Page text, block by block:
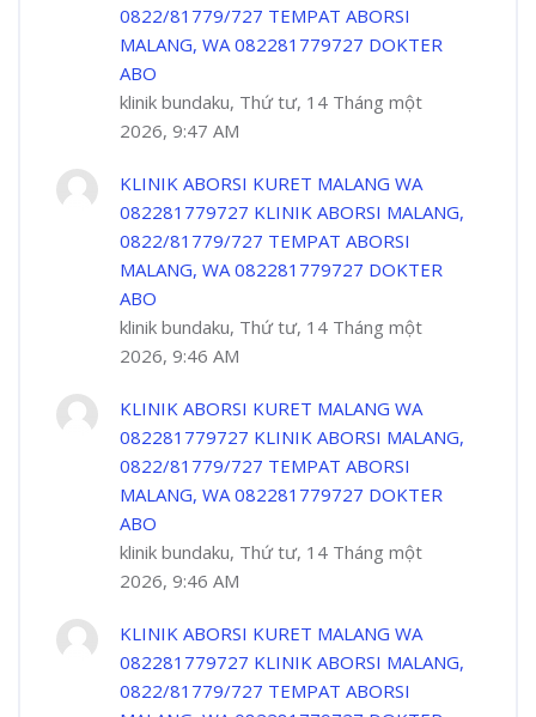
0822/81779/727 TEMPAT ABORSI
MALANG, WA 082281779727 DOKTER
ABO
klinik bundaku, Thứ tư, 14 Tháng một
2026, 9:47 AM
KLINIK ABORSI KURET MALANG WA
082281779727 KLINIK ABORSI MALANG,
0822/81779/727 TEMPAT ABORSI
MALANG, WA 082281779727 DOKTER
ABO
klinik bundaku, Thứ tư, 14 Tháng một
2026, 9:46 AM
KLINIK ABORSI KURET MALANG WA
082281779727 KLINIK ABORSI MALANG,
0822/81779/727 TEMPAT ABORSI
MALANG, WA 082281779727 DOKTER
ABO
klinik bundaku, Thứ tư, 14 Tháng một
2026, 9:46 AM
KLINIK ABORSI KURET MALANG WA
082281779727 KLINIK ABORSI MALANG,
0822/81779/727 TEMPAT ABORSI